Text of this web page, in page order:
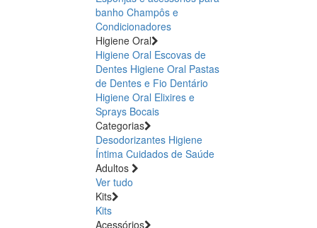
banho Champôs e
Condicionadores
Higiene Oral
Higiene Oral Escovas de
Dentes Higiene Oral Pastas
de Dentes e Fio Dentário
Higiene Oral Elixires e
Sprays Bocais
Categorias
Desodorizantes Higiene
Íntima Cuidados de Saúde
Adultos
Ver tudo
Kits
Kits
Acessórios